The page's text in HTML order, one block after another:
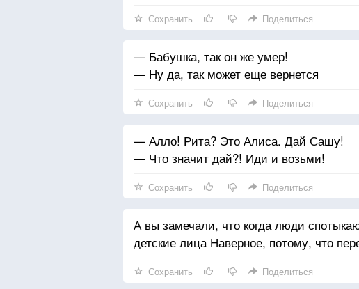
Сохранить Поделиться
— Бабушка, так он же умер!
— Ну да, так может еще вернется
Сохранить Поделиться
— Алло! Рита? Это Алиса. Дай Сашу!
— Что значит дай?! Иди и возьми!
Сохранить Поделиться
А вы замечали, что когда люди
детские лица Наверное, потому, что
Сохранить Поделиться